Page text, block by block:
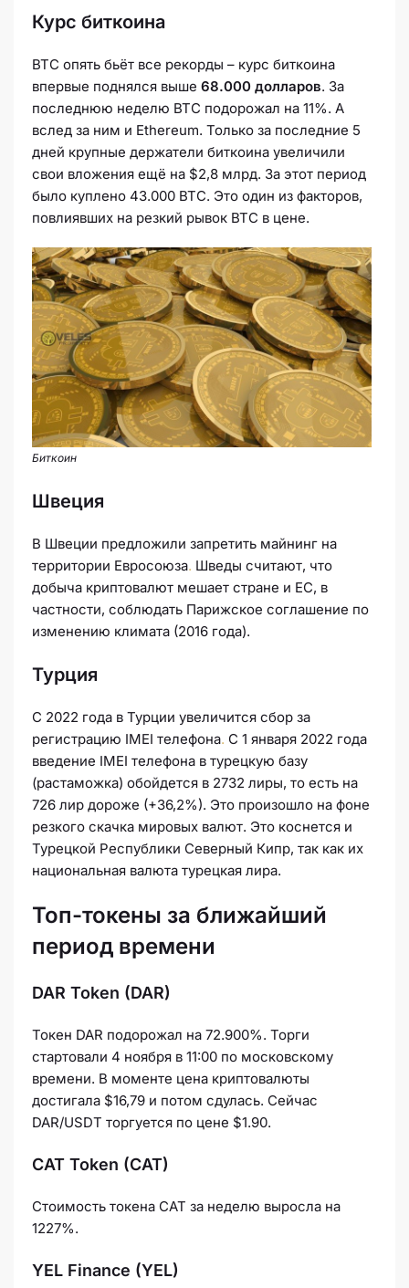
Курс биткоина
BTC опять бьёт все рекорды – курс биткоина
впервые поднялся выше 68.000 долларов. За
последнюю неделю BTC подорожал на 11%. А
вслед за ним и Ethereum. Только за последние 5
дней крупные держатели биткоина увеличили
свои вложения ещё на $2,8 млрд. За этот период
было куплено 43.000 BTC. Это один из факторов,
повлиявших на резкий рывок BTC в цене.
Биткоин
Швеция
В Швеции предложили запретить майнинг на
территории Евросоюза. Шведы считают, что
добыча криптовалют мешает стране и ЕС, в
частности, соблюдать Парижское соглашение по
изменению климата (2016 года).
Турция
С 2022 года в Турции увеличится сбор за
регистрацию IMEI телефона. С 1 января 2022 года
введение IMEI телефона в турецкую базу
(растаможка) обойдется в 2732 лиры, то есть на
726 лир дороже (+36,2%). Это произошло на фоне
резкого скачка мировых валют. Это коснется и
Турецкой Республики Северный Кипр, так как их
национальная валюта турецкая лира.
Топ-токены за ближайший
период времени
DAR Token (DAR)
Токен DAR подорожал на 72.900%. Торги
стартовали 4 ноября в 11:00 по московскому
времени. В моменте цена криптовалюты
достигала $16,79 и потом сдулась. Сейчас
DAR/USDT торгуется по цене $1.90.
CAT Token (CAT)
Стоимость токена CAT за неделю выросла на
1227%.
YEL Finance (YEL)